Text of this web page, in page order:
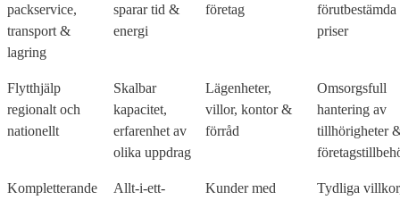
packservice,
transport &
lagring
sparar tid &
energi
företag
förutbestämda
priser
Flytthjälp
regionalt och
nationellt
Skalbar
kapacitet,
erfarenhet av
olika uppdrag
Lägenheter,
villor, kontor &
förråd
Omsorgsfull
hantering av
tillhörigheter
Kompletterande
Allt-i-ett-
Kunder med
Tydliga